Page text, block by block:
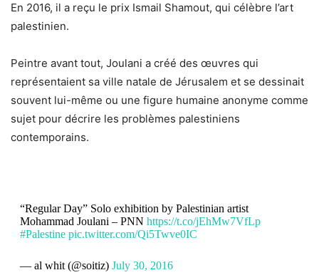
En 2016, il a reçu le prix Ismail Shamout, qui célèbre l’art
palestinien.
Peintre avant tout, Joulani a créé des œuvres qui
représentaient sa ville natale de Jérusalem et se dessinait
souvent lui-même ou une figure humaine anonyme comme
sujet pour décrire les problèmes palestiniens
contemporains.
“Regular Day” Solo exhibition by Palestinian artist
Mohammad Joulani – PNN https://t.co/jEhMw7VfLp
#Palestine pic.twitter.com/Qi5Twve0IC
— al whit (@soitiz) July 30, 2016